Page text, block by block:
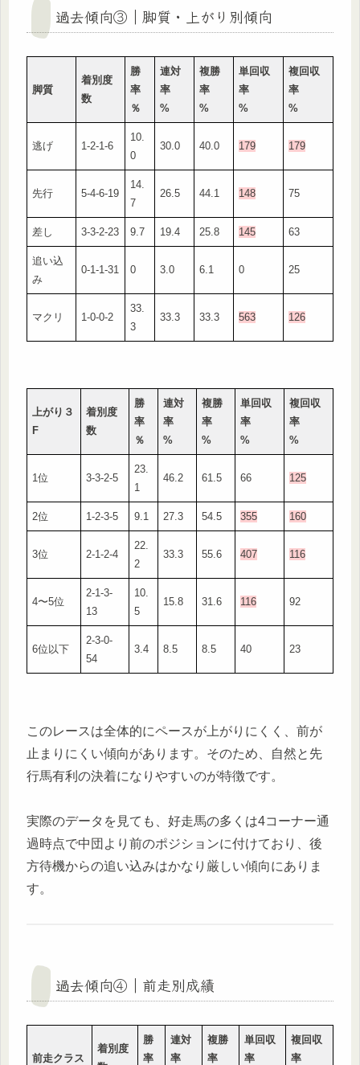
過去傾向③｜脚質・上がり別傾向
脚質
着別度
数
勝
率
％
連対
率
%
複勝
率
%
単回収
率
%
複回収
率
%
逃げ 1-2-1-6
10.
0
30.0 40.0 179 179
先行 5-4-6-19
14.
7
26.5 44.1 148 75
差し 3-3-2-23 9.7 19.4 25.8 145 63
追い込
み
0-1-1-31 0 3.0 6.1 0 25
マクリ 1-0-0-2
33.
3
33.3 33.3 563 126
上がり３
F
着別度
数
勝
率
％
連対
率
%
複勝
率
%
単回収
率
%
複回収
率
%
1位 3-3-2-5
23.
1
46.2 61.5 66 125
2位 1-2-3-5 9.1 27.3 54.5 355 160
3位 2-1-2-4
22.
2
33.3 55.6 407 116
4〜5位
2-1-3-
13
10.
5
15.8 31.6 116 92
6位以下
2-3-0-
54
3.4 8.5 8.5 40 23
このレースは全体的にペースが上がりにくく、前が
止まりにくい傾向があります。そのため、自然と先
行馬有利の決着になりやすいのが特徴です。
実際のデータを見ても、好走馬の多くは4コーナー通
過時点で中団より前のポジションに付けており、後
方待機からの追い込みはかなり厳しい傾向にありま
す。
過去傾向④｜前走別成績
前走クラス
着別度
勝
率
連対
率
複勝
率
単回収
率
複回収
率